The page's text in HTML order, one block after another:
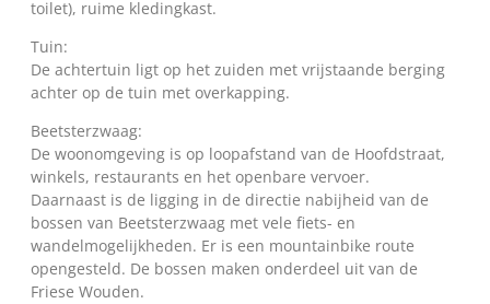
toilet), ruime kledingkast.
Tuin:
De achtertuin ligt op het zuiden met vrijstaande berging
achter op de tuin met overkapping.
Beetsterzwaag:
De woonomgeving is op loopafstand van de Hoofdstraat,
winkels, restaurants en het openbare vervoer.
Daarnaast is de ligging in de directie nabijheid van de
bossen van Beetsterzwaag met vele fiets- en
wandelmogelijkheden. Er is een mountainbike route
opengesteld. De bossen maken onderdeel uit van de
Friese Wouden.